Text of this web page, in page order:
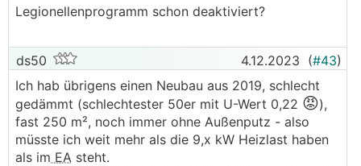
Legionellenprogramm schon deaktiviert?
ds50 4.12.2023 (#43)
Ich hab übrigens einen Neubau aus 2019, schlecht
gedämmt (schlechtester 50er mit U-Wert 0,22 😡),
fast 250 m², noch immer ohne Außenputz - also
müsste ich weit mehr als die 9,x kW Heizlast haben
als im EA steht.